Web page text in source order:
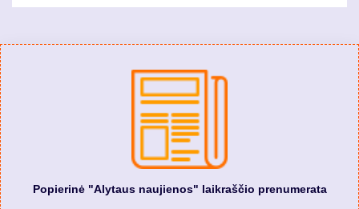
Popierinė "Alytaus naujienos" laikraščio prenumerata